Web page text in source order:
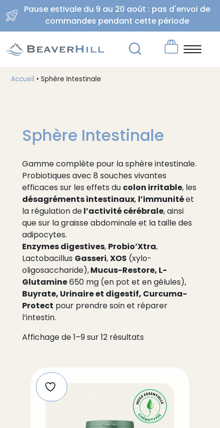
Pause estivale du 9 au 20 août : pas d'envoi de
commandes pendant cette période
Accueil •Sphère Intestinale
Sphère Intestinale
Gamme complète pour la sphère intestinale.
Probiotiques avec 8 souches vivantes
efficaces sur les effets ducolon irritable, les
désagréments intestinaux,l’immunitéet
la régulation del’activité cérébrale, ainsi
que sur la graisse abdominale et la taille des
adipocytes.
Enzymes digestives,Probio’Xtra,
Lactobacillus Gasseri,XOS (xylo-
oligosaccharide),Mucus-Restore, L-
Glutamine650 mg (en pot et en gélules),
Buyrate, Urinaire et digestif, Curcuma-
Protect pour prendre soin et réparer
l’intestin.
Affichage de 1–9 sur 12 résultats